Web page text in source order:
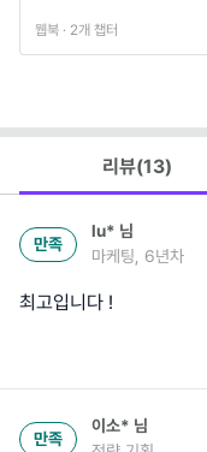
웹북 · 2개 챕터
리뷰(13)
만족
lu* 님
마케팅, 6년차
최고입니다 !
만족
이소* 님